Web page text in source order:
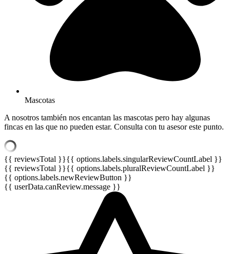
Mascotas
A nosotros también nos encantan las mascotas pero hay algunas
fincas en las que no pueden estar. Consulta con tu asesor este punto.
{{ reviewsTotal }}{{ options.labels.singularReviewCountLabel }}
{{ reviewsTotal }}{{ options.labels.pluralReviewCountLabel }}
{{ options.labels.newReviewButton }}
{{ userData.canReview.message }}